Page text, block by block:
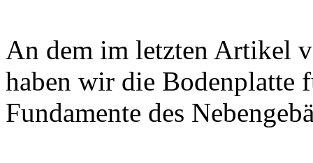
An dem im letzten Artikel
haben wir die Bodenplatte
Fundamente des